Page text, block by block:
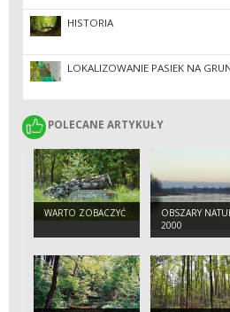
HISTORIA
LOKALIZOWANIE PASIEK NA
POLECANE ARTYKUŁY
POLECANE ARTYKUŁY
WARTO ZOBACZYĆ
OBSZARY
2000